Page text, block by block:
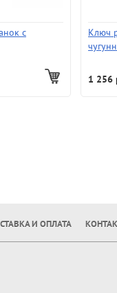
с
Ключ
1 256
И ОПЛАТА